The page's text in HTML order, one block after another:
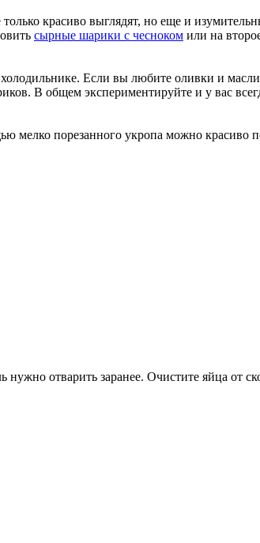
красиво выглядят, но еще и
сырные шарики с чесноком или на
Если вы любите оливки и
В общем экспериментируйте и у вас
мелко порезанного укропа можно красиво
отварить заранее. Очистите яйца от